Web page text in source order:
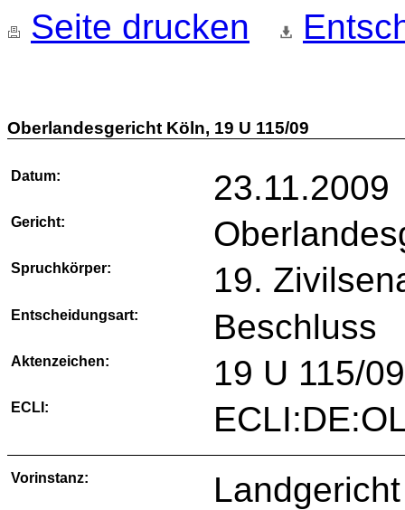
Seite drucken
Oberlandesgericht Köln, 19 U 115/09
Datum: 23.11.2009
Gericht:
Spruchkörper: 19.
Entscheidungsart: Beschluss
Aktenzeichen: 19 U 115/09
ECLI:
Vorinstanz: